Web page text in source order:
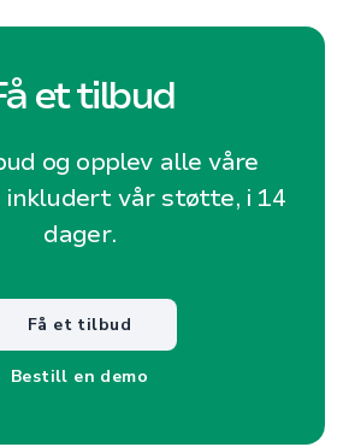
et tilbud
og opplev alle våre
inkludert vår støtte, i 14
dager.
Få et tilbud
Bestill en demo